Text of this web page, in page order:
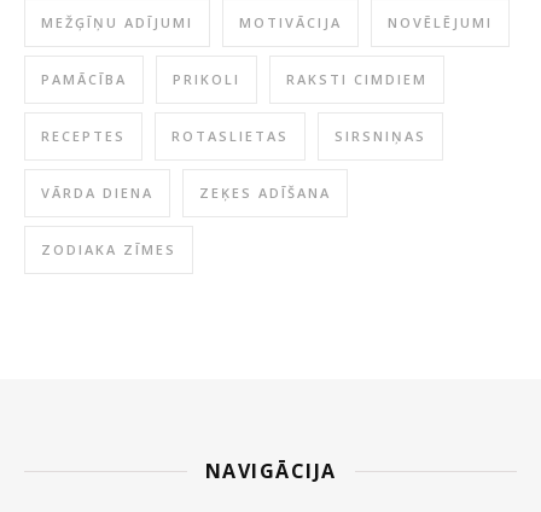
MEŽĢĪŅU ADĪJUMI MOTIVĀCIJA NOVĒLĒJUMI
PAMĀCĪBA PRIKOLI RAKSTI CIMDIEM
RECEPTES ROTASLIETAS SIRSNIŅAS
VĀRDA DIENA ZEĶES ADĪŠANA
ZODIAKA ZĪMES
NAVIGĀCIJA